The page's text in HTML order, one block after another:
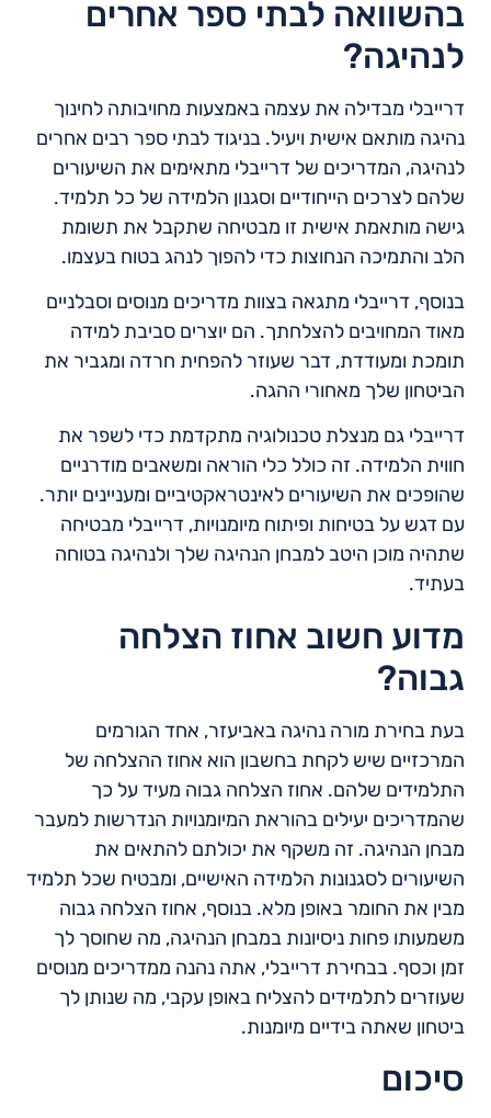
בהשוואה לבתי ספר אחרים
לנהיגה?
דרייבלי מבדילה את עצמה באמצעות מחויבותה לחינוך
נהיגה מותאם אישית ויעיל. בניגוד לבתי ספר רבים אחרים
לנהיגה, המדריכים של דרייבלי מתאימים את השיעורים
שלהם לצרכים הייחודיים וסגנון הלמידה של כל תלמיד.
גישה מותאמת אישית זו מבטיחה שתקבל את תשומת
הלב והתמיכה הנחוצות כדי להפוך לנהג בטוח בעצמו.
בנוסף, דרייבלי מתגאה בצוות מדריכים מנוסים וסבלניים
מאוד המחויבים להצלחתך. הם יוצרים סביבת למידה
תומכת ומעודדת, דבר שעוזר להפחית חרדה ומגביר את
הביטחון שלך מאחורי ההגה.
דרייבלי גם מנצלת טכנולוגיה מתקדמת כדי לשפר את
חווית הלמידה. זה כולל כלי הוראה ומשאבים מודרניים
שהופכים את השיעורים לאינטראקטיביים ומעניינים יותר.
עם דגש על בטיחות ופיתוח מיומנויות, דרייבלי מבטיחה
שתהיה מוכן היטב למבחן הנהיגה שלך ולנהיגה בטוחה
בעתיד.
מדוע חשוב אחוז הצלחה
גבוה?
בעת בחירת מורה נהיגה באביעזר, אחד הגורמים
המרכזיים שיש לקחת בחשבון הוא אחוז ההצלחה של
התלמידים שלהם. אחוז הצלחה גבוה מעיד על כך
שהמדריכים יעילים בהוראת המיומנויות הנדרשות למעבר
מבחן הנהיגה. זה משקף את יכולתם להתאים את
השיעורים לסגנונות הלמידה האישיים, ומבטיח שכל תלמיד
מבין את החומר באופן מלא. בנוסף, אחוז הצלחה גבוה
משמעותו פחות ניסיונות במבחן הנהיגה, מה שחוסך לך
זמן וכסף. בבחירת דרייבלי, אתה נהנה ממדריכים מנוסים
שעוזרים לתלמידים להצליח באופן עקבי, מה שנותן לך
ביטחון שאתה בידיים מיומנות.
סיכום